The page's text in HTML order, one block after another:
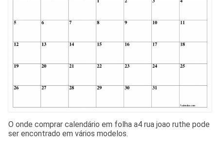
O onde comprar calendário em folha a4 rua joao ruthe pode
ser encontrado em vários modelos.